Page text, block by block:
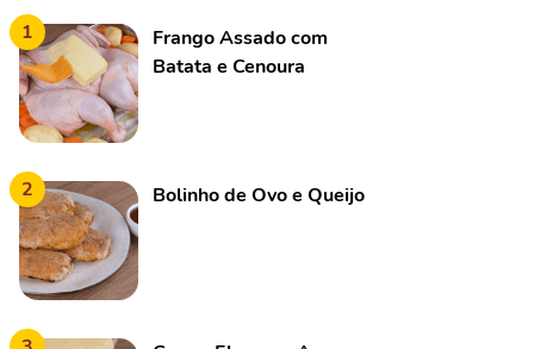
1
Frango Assado com
Batata e Cenoura
2 Bolinho de Ovo e Queijo